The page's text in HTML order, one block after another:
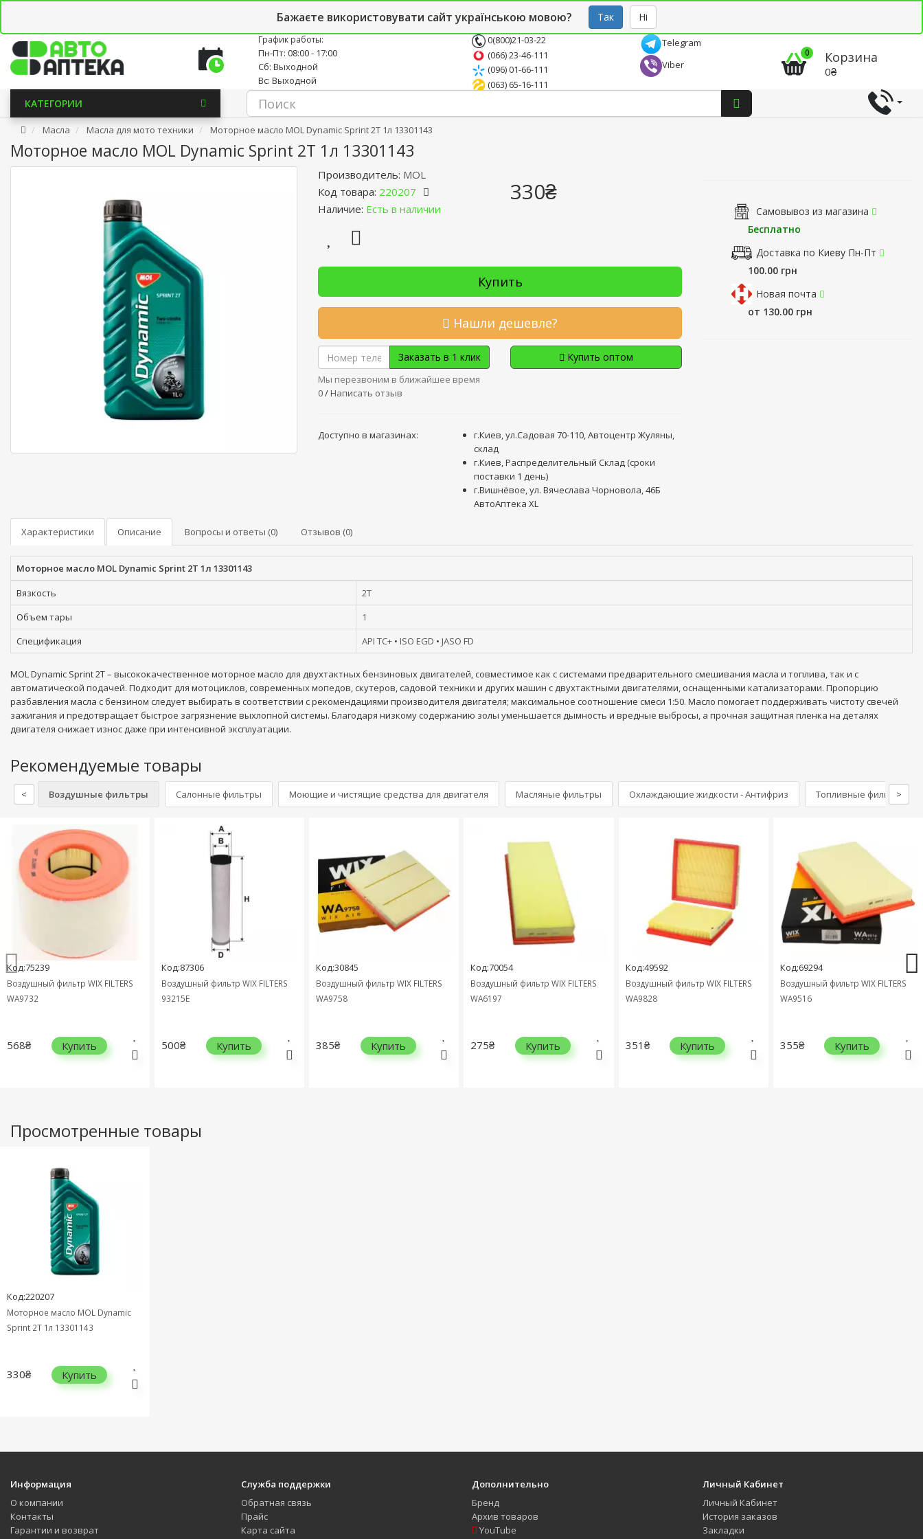
Бажаєте використовувати сайт українською мовою? Так Ні
Новостной блог Опт СТО
График работы:
Пн-Пт: 08:00 - 17:00
Сб: Выходной
Вс: Выходной
0(800)21-03-22
(066) 23-46-111
(096) 01-66-111
(063) 65-16-111
Telegram
Viber
0 Корзина
0₴
КАТЕГОРИИ
Масла Масла для мото техники Моторное масло MOL Dynamic Sprint 2T 1л 13301143
Моторное масло MOL Dynamic Sprint 2T 1л 13301143
Производитель: MOL
Код товара: 220207
Наличие: Есть в наличии
330₴
Купить
Нашли дешевле?
Заказать в 1 клик
Мы перезвоним в ближайшее время
Купить оптом
0/ Написать отзыв
Доступно в магазинах:
г.Киев, ул.Садовая 70-110, Автоцентр Жуляны,
склад
г.Киев, Распределительный Склад (сроки
поставки 1 день)
г.Вишнёвое, ул. Вячеслава Чорновола, 46Б
АвтоАптека XL
Самовывоз из магазина
Бесплатно
Доставка по Киеву Пн-Пт
100.00 грн
Новая почта
от 130.00 грн
Характеристики Описание Вопросы и ответы (0) Отзывов (0)
Моторное масло MOL Dynamic Sprint 2T 1л 13301143
Вязкость
2T
Объем тары
1
Спецификация
API TC+ • ISO EGD • JASO FD
MOL Dynamic Sprint 2T – высококачественное моторное масло для двухтактных бензиновых двигателей, совместимое как с системами предварительного смешивания масла и топлива, так и с
автоматической подачей. Подходит для мотоциклов, современных мопедов, скутеров, садовой техники и других машин с двухтактными двигателями, оснащенными катализаторами. Пропорцию
разбавления масла с бензином следует выбирать в соответствии с рекомендациями производителя двигателя; максимальное соотношение смеси 1:50. Масло помогает поддерживать чистоту свечей
зажигания и предотвращает быстрое загрязнение выхлопной системы. Благодаря низкому содержанию золы уменьшается дымность и вредные выбросы, а прочная защитная пленка на деталях
двигателя снижает износ даже при интенсивной эксплуатации.
Рекомендуемые товары
< Воздушные фильтры Салонные фильтры Моющие и чистящие средства для двигателя Масляные фильтры Охлаждающие жидкости - Антифриз Топливные фильтры
>
Код:75239
Воздушный фильтр WIX FILTERS
WA9732
568₴ Купить
Код:87306
Воздушный фильтр WIX FILTERS
93215E
500₴ Купить
Код:30845
Воздушный фильтр WIX FILTERS
WA9758
385₴ Купить
Код:70054
Воздушный фильтр WIX FILTERS
WA6197
275₴ Купить
Код:49592
Воздушный фильтр WIX FILTERS
WA9828
351₴ Купить
Код:69294
Воздушный фильтр WIX FILTERS
WA9516
355₴ Купить
Просмотренные товары
Код:220207
Моторное масло MOL Dynamic
Sprint 2T 1л 13301143
330₴ Купить
Информация
О компании
Контакты
Гарантии и возврат
Служба поддержки
Обратная связь
Прайс
Карта сайта
Дополнительно
Бренд
Архив товаров
YouTube
Личный Кабинет
Личный Кабинет
История заказов
Закладки